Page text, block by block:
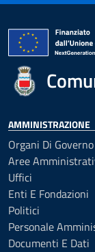
AMMINISTRAZIONE
Organi Di Governo
Aree
Uffici
Enti E Fondazioni
Politici
Personale
Documenti E Dati